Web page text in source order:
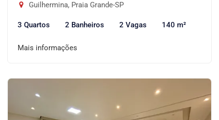
Guilhermina, Praia Grande-SP
3 Quartos 2 Banheiros 2 Vagas 140 m²
Mais informações